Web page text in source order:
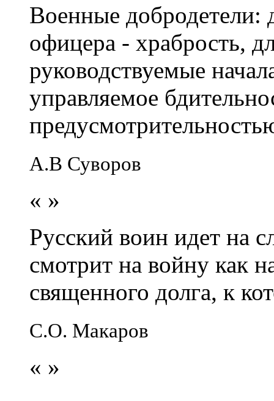
Военные добродетели:
офицера - храбрость,
руководствуемые
управляемое
А.В Суворов
« »
Русский воин идет на
смотрит на войну как
священного долга, к
С.О. Макаров
« »